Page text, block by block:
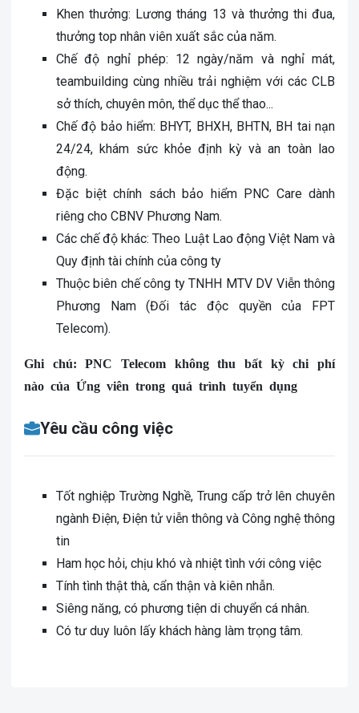
Khen thưởng: Lương tháng 13 và thưởng thi đua,
thưởng top nhân viên xuất sắc của năm.
Chế độ nghỉ phép: 12 ngày/năm và nghỉ mát,
teambuilding cùng nhiều trải nghiệm với các CLB
sở thích, chuyên môn, thể dục thể thao...
Chế độ bảo hiểm: BHYT, BHXH, BHTN, BH tai nạn
24/24, khám sức khỏe định kỳ và an toàn lao
động.
Đặc biệt chính sách bảo hiểm PNC Care dành
riêng cho CBNV Phương Nam.
Các chế độ khác: Theo Luật Lao động Việt Nam và
Quy định tài chính của công ty
Thuộc biên chế công ty TNHH MTV DV Viễn thông
Phương Nam (Đối tác độc quyền của FPT
Telecom).
Ghi chú: PNC Telecom không thu bất kỳ chi phí
nào của Ứng viên trong quá trình tuyển dụng
Yêu cầu công việc
Tốt nghiệp Trường Nghề, Trung cấp trở lên chuyên
ngành Điện, Điện tử viễn thông và Công nghệ thông
tin
Ham học hỏi, chịu khó và nhiệt tình với công việc
Tính tình thật thà, cẩn thận và kiên nhẫn.
Siêng năng, có phương tiện di chuyển cá nhân.
Có tư duy luôn lấy khách hàng làm trọng tâm.